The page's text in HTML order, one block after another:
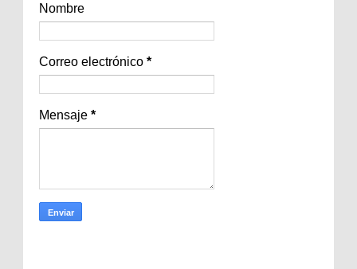
Nombre
Correo electrónico *
Mensaje *